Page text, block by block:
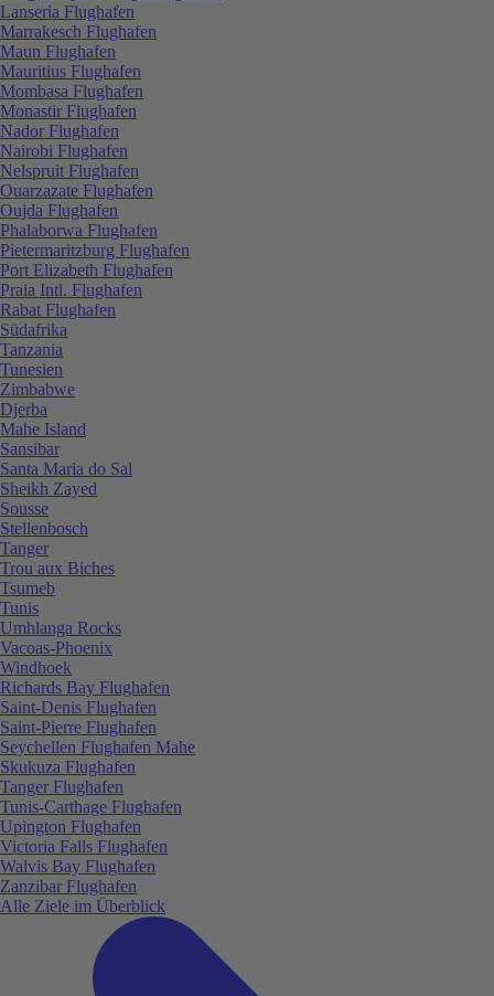
Lanseria Flughafen
Marrakesch Flughafen
Maun Flughafen
Mauritius Flughafen
Mombasa Flughafen
Monastir Flughafen
Nador Flughafen
Nairobi Flughafen
Nelspruit Flughafen
Ouarzazate Flughafen
Oujda Flughafen
Phalaborwa Flughafen
Pietermaritzburg Flughafen
Port Elizabeth Flughafen
Praia Intl. Flughafen
Rabat Flughafen
Südafrika
Tanzania
Tunesien
Zimbabwe
Djerba
Mahe Island
Sansibar
Santa Maria do Sal
Sheikh Zayed
Sousse
Stellenbosch
Tanger
Trou aux Biches
Tsumeb
Tunis
Umhlanga Rocks
Vacoas-Phoenix
Windhoek
Richards Bay Flughafen
Saint-Denis Flughafen
Saint-Pierre Flughafen
Seychellen Flughafen Mahe
Skukuza Flughafen
Tanger Flughafen
Tunis-Carthage Flughafen
Upington Flughafen
Victoria Falls Flughafen
Walvis Bay Flughafen
Zanzibar Flughafen
Alle Ziele im Überblick